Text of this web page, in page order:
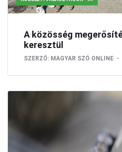
A közösség
keresztül
SZERZŐ: MAGYAR SZÓ ONLINE